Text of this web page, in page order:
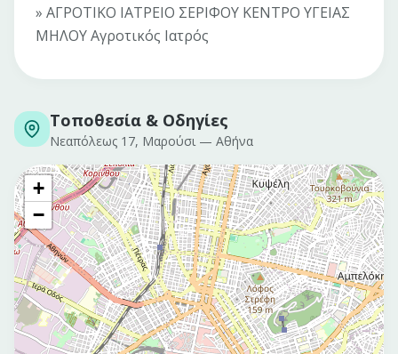
» ΑΓΡΟΤΙΚΟ ΙΑΤΡΕΙΟ ΣΕΡΙΦΟΥ ΚΕΝΤΡΟ ΥΓΕΙΑΣ
ΜΗΛΟΥ Αγροτικός Ιατρός
Τοποθεσία & Οδηγίες
Νεαπόλεως 17, Μαρούσι— Αθήνα
+
−